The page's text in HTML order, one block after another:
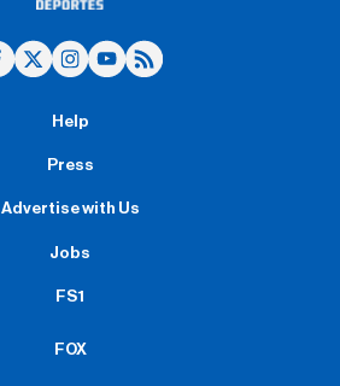
Help
Press
Advertise with Us
Jobs
FS1
FOX